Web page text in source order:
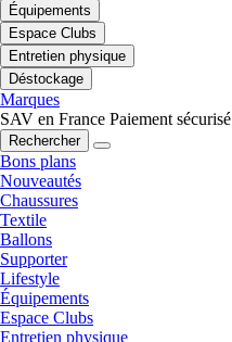
Équipements
Espace Clubs
Entretien physique
Déstockage
Marques
SAV en France Paiement sécurisé
Rechercher
Bons plans
Nouveautés
Chaussures
Textile
Ballons
Supporter
Lifestyle
Équipements
Espace Clubs
Entretien physique